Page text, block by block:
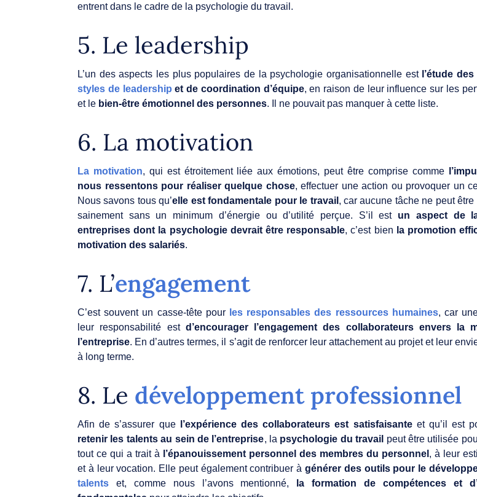
entrent dans le cadre de la psychologie du travail.
5. Le leadership
L’un des aspects les plus populaires de la psychologie organisationnelle estl’étude des
styles de leadership et de coordination d’équipe, en raison de leur influence sur les
et le bien-être émotionnel des personnes. Il ne pouvait pas manquer à cette liste.
6. La motivation
La motivation, qui est étroitement liée aux émotions, peut être comprise comme
nous ressentons pour réaliser quelque chose, effectuer une action ou provoquer un
Nous savons tous qu’elle est fondamentale pour le travail , car aucune tâche ne peut
sainement sans un minimum d’énergie ou d’utilité perçue. S’il est un aspect de
entreprises dont la psychologie devrait être responsable, c’est bien la promotion
motivation des salariés.
7. L’engagement
C’est souvent un casse-tête pour les responsables des ressources humaines, car
leur responsabilité est d’encourager l’engagement des collaborateurs envers la
l’entreprise. En d’autres termes, il s’agit de renforcer leur attachement au projet et leur
à long terme.
8. Le développement professionnel
Afin de s’assurer que l’expérience des collaborateurs est satisfaisanteet qu’il est
retenir les talents au sein de l’entreprise, la psychologie du travail peut être utilisée
tout ce qui a trait à
l’épanouissement personnel des membres du personnel , à leur
et à leur vocation. Elle peut également contribuer à générer des outils pour le
talents
et, comme nous l’avons mentionné, la formation de compétences et